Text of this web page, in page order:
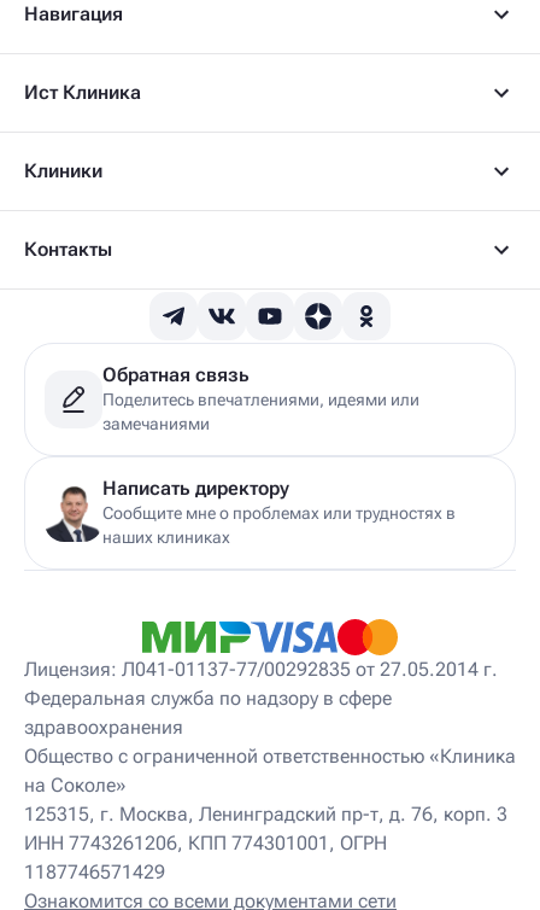
Навигация
Ист Клиника
Клиники
Контакты
Обратная связь
Поделитесь впечатлениями, идеями или
замечаниями
Написать директору
Сообщите мне о проблемах или трудностях в
наших клиниках
Лицензия: Л041-01137-77/00292835 от 27.05.2014 г.
Федеральная служба по надзору в сфере
здравоохранения
Общество с ограниченной ответственностью «Клиника
на Соколе»
125315, г. Москва, Ленинградский пр-т, д. 76, корп. 3
ИНН 7743261206, КПП 774301001, ОГРН
1187746571429
Ознакомится со всеми документами сети